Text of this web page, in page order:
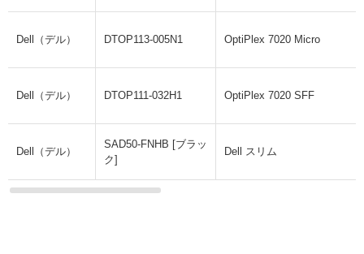
Dell（デル） DTOP113-005N1 OptiPlex 7020 Micro
Dell（デル） DTOP111-032H1 OptiPlex 7020 SFF
Dell（デル）
SAD50-FNHB [ブラッ
ク]
Dell スリム